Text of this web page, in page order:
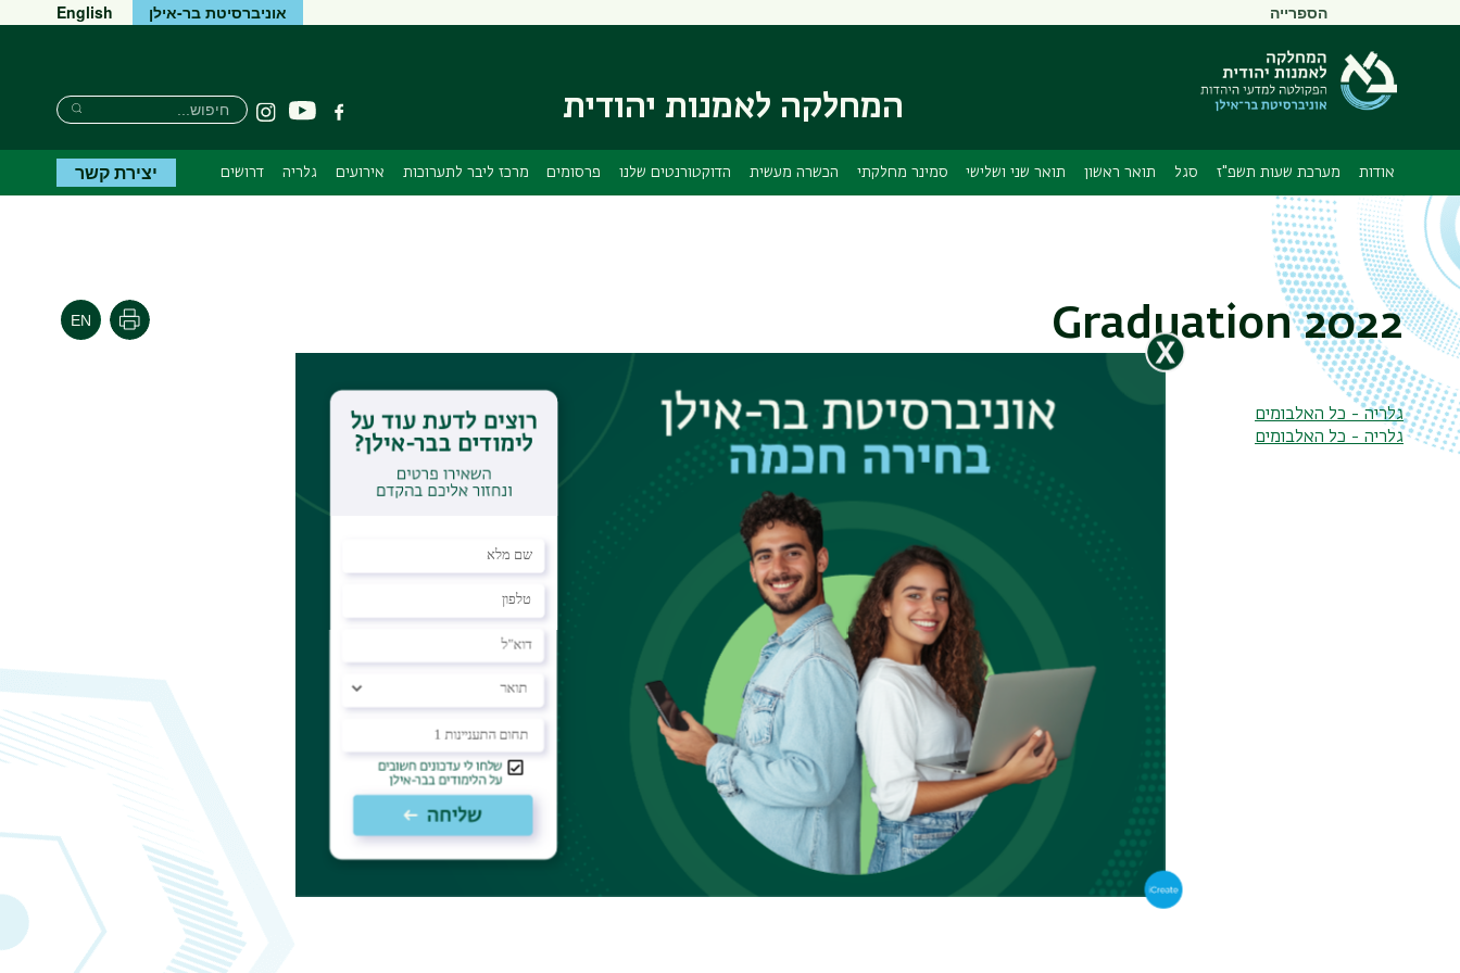
ראשי
תפריט
משני
הספרייה אוניברסיטת בר-אילן English
המחלקה לאמנות יהודית פייסבוקיוטיוב Instagram
חיפוש
חיפוש
חיפוש
אודות מערכת שעות תשפ"ז סגל תואר ראשון תואר שני ושלישי סמינר מחלקתי הכשרה מעשית הדוקטורנטים שלנו פרסומים מרכז ליבר לתערוכות אירועים גלריה דרושים יצירת קשר
Graduation 2022 הדפסה
גלריה - כל האלבומים
גלריה - כל האלבומים